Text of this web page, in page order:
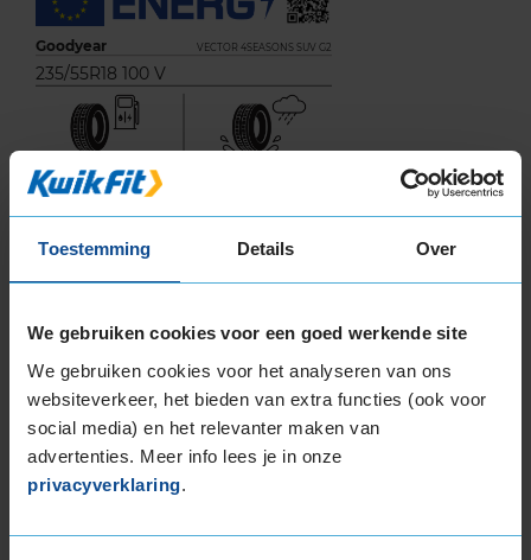
Toestemming Details Over
We gebruiken cookies voor een goed werkende site
We gebruiken cookies voor het analyseren van ons
websiteverkeer, het bieden van extra functies (ook voor
social media) en het relevanter maken van
advertenties. Meer info lees je in onze
privacyverklaring.
Goodyear VECTOR 4SEASONS SUV G2
235/55R18 100 V
B
72
AB C
Deze band is beoordeeld met het EU